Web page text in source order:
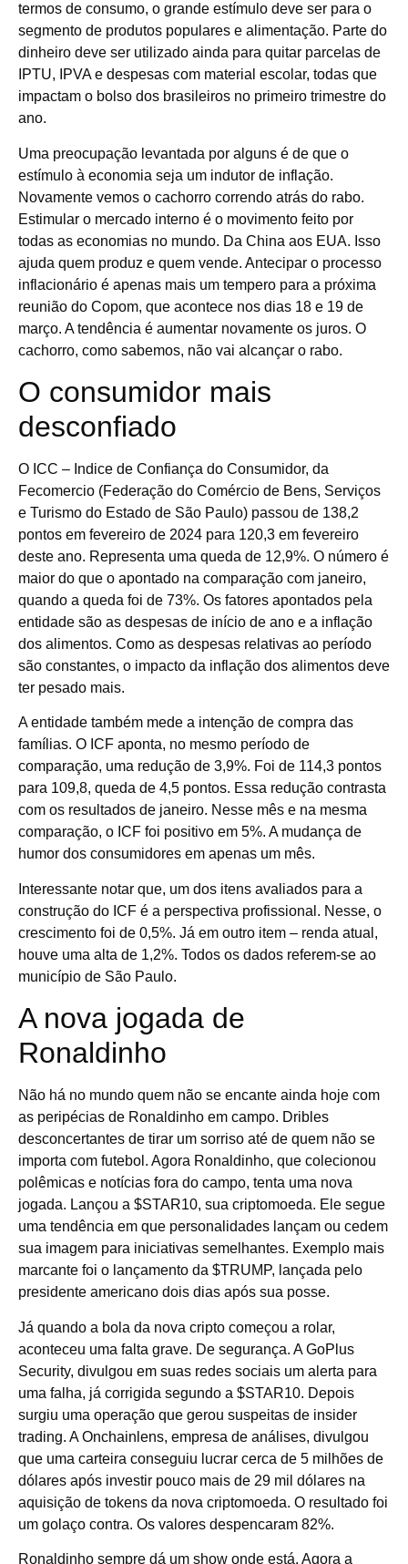
termos de consumo, o grande estímulo deve ser para o
segmento de produtos populares e alimentação. Parte do
dinheiro deve ser utilizado ainda para quitar parcelas de
IPTU, IPVA e despesas com material escolar, todas que
impactam o bolso dos brasileiros no primeiro trimestre do
ano.
Uma preocupação levantada por alguns é de que o
estímulo à economia seja um indutor de inflação.
Novamente vemos o cachorro correndo atrás do rabo.
Estimular o mercado interno é o movimento feito por
todas as economias no mundo. Da China aos EUA. Isso
ajuda quem produz e quem vende. Antecipar o processo
inflacionário é apenas mais um tempero para a próxima
reunião do Copom, que acontece nos dias 18 e 19 de
março. A tendência é aumentar novamente os juros. O
cachorro, como sabemos, não vai alcançar o rabo.
O consumidor mais
desconfiado
O ICC – Indice de Confiança do Consumidor, da
Fecomercio (Federação do Comércio de Bens, Serviços
e Turismo do Estado de São Paulo) passou de 138,2
pontos em fevereiro de 2024 para 120,3 em fevereiro
deste ano. Representa uma queda de 12,9%. O número é
maior do que o apontado na comparação com janeiro,
quando a queda foi de 73%. Os fatores apontados pela
entidade são as despesas de início de ano e a inflação
dos alimentos. Como as despesas relativas ao período
são constantes, o impacto da inflação dos alimentos deve
ter pesado mais.
A entidade também mede a intenção de compra das
famílias. O ICF aponta, no mesmo período de
comparação, uma redução de 3,9%. Foi de 114,3 pontos
para 109,8, queda de 4,5 pontos. Essa redução contrasta
com os resultados de janeiro. Nesse mês e na mesma
comparação, o ICF foi positivo em 5%. A mudança de
humor dos consumidores em apenas um mês.
Interessante notar que, um dos itens avaliados para a
construção do ICF é a perspectiva profissional. Nesse, o
crescimento foi de 0,5%. Já em outro item – renda atual,
houve uma alta de 1,2%. Todos os dados referem-se ao
município de São Paulo.
A nova jogada de
Ronaldinho
Não há no mundo quem não se encante ainda hoje com
as peripécias de Ronaldinho em campo. Dribles
desconcertantes de tirar um sorriso até de quem não se
importa com futebol. Agora Ronaldinho, que colecionou
polêmicas e notícias fora do campo, tenta uma nova
jogada. Lançou a $STAR10, sua criptomoeda. Ele segue
uma tendência em que personalidades lançam ou cedem
sua imagem para iniciativas semelhantes. Exemplo mais
marcante foi o lançamento da $TRUMP, lançada pelo
presidente americano dois dias após sua posse.
Já quando a bola da nova cripto começou a rolar,
aconteceu uma falta grave. De segurança. A GoPlus
Security, divulgou em suas redes sociais um alerta para
uma falha, já corrigida segundo a $STAR10. Depois
surgiu uma operação que gerou suspeitas de insider
trading. A Onchainlens, empresa de análises, divulgou
que uma carteira conseguiu lucrar cerca de 5 milhões de
dólares após investir pouco mais de 29 mil dólares na
aquisição de tokens da nova criptomoeda. O resultado foi
um golaço contra. Os valores despencaram 82%.
Ronaldinho sempre dá um show onde está. Agora a